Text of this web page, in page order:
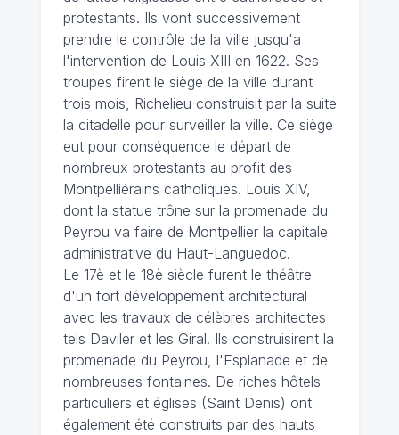
protestants. Ils vont successivement
prendre le contrôle de la ville jusqu'a
l'intervention de Louis XIII en 1622. Ses
troupes firent le siège de la ville durant
trois mois, Richelieu construisit par la suite
la citadelle pour surveiller la ville. Ce siège
eut pour conséquence le départ de
nombreux protestants au profit des
Montpelliérains catholiques. Louis XIV,
dont la statue trône sur la promenade du
Peyrou va faire de Montpellier la capitale
administrative du Haut-Languedoc.
Le 17è et le 18è siècle furent le théâtre
d'un fort développement architectural
avec les travaux de célèbres architectes
tels Daviler et les Giral. Ils construisirent la
promenade du Peyrou, l'Esplanade et de
nombreuses fontaines. De riches hôtels
particuliers et églises (Saint Denis) ont
également été construits par des hauts